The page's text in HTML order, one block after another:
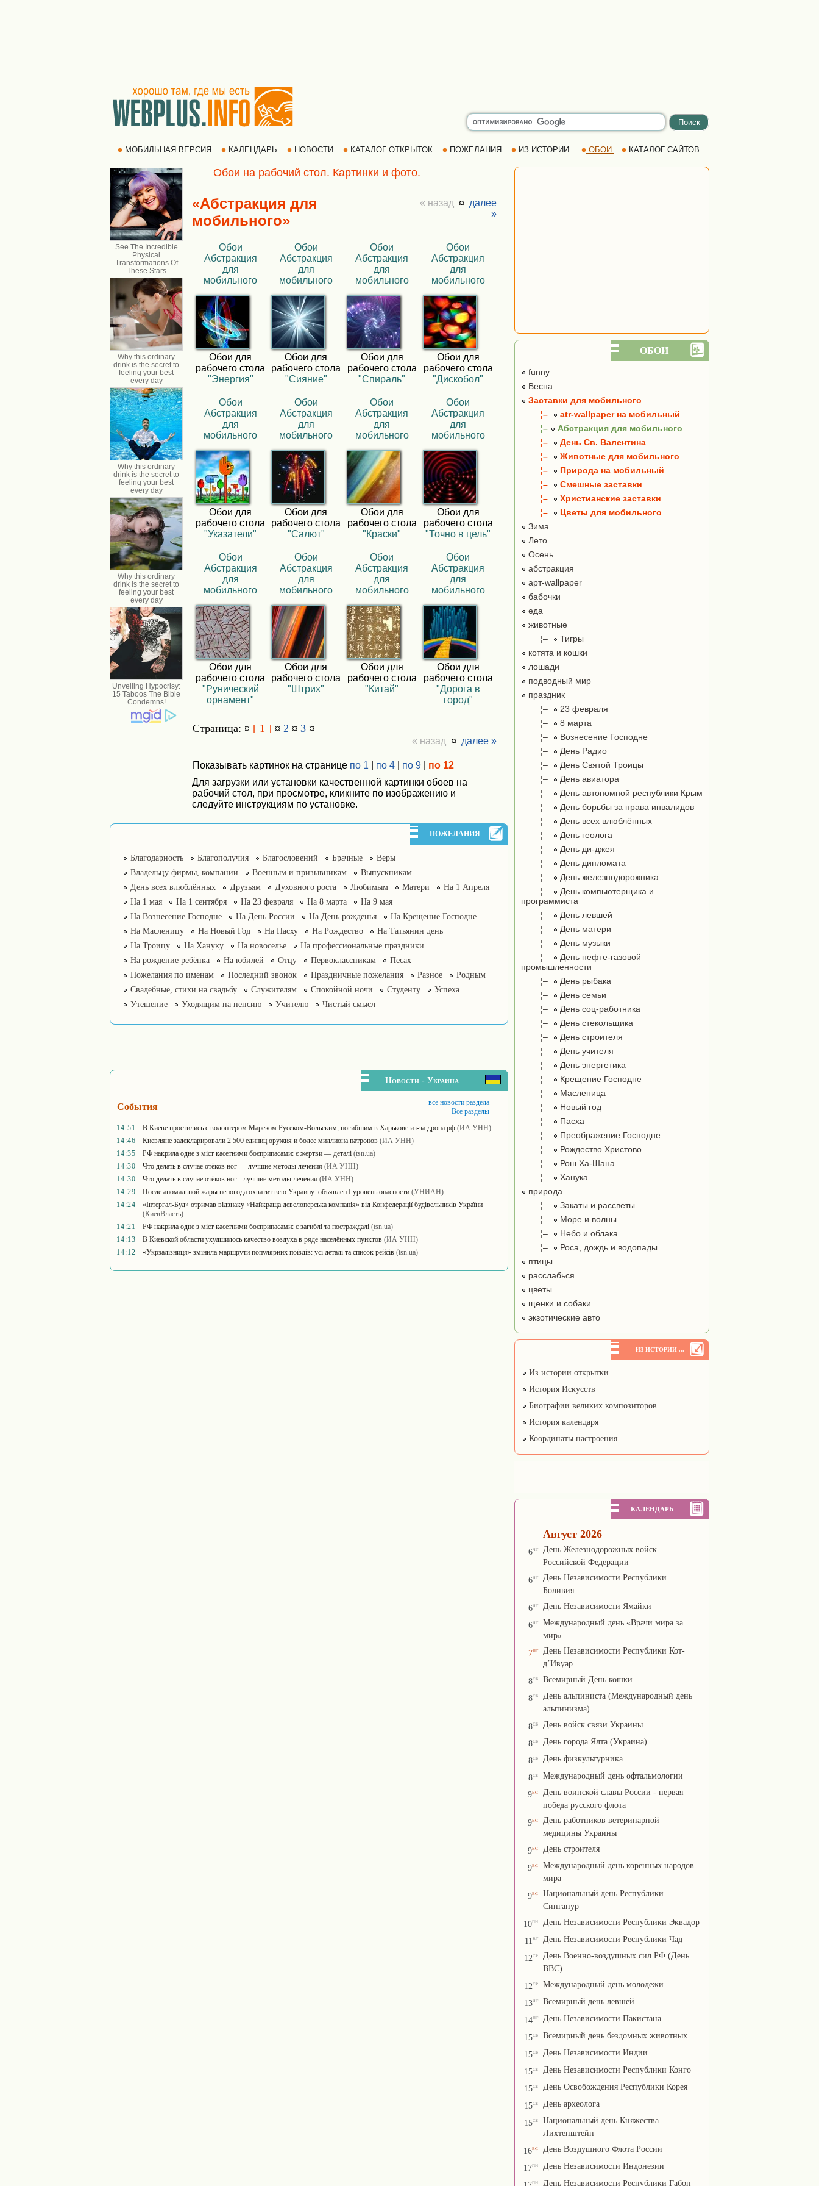
МОБИЛЬНАЯ ВЕРСИЯ КАЛЕНДАРЬ НОВОСТИ КАТАЛОГ ОТКРЫТОК ПОЖЕЛАНИЯ ИЗ ИСТОРИИ... ОБОИ КАТАЛОГ САЙТОВ
Обои на рабочий стол. Картинки и фото.
«Абстракция для
мобильного»
« назад ¤ далее
»
Обои
Абстракция
для
мобильного
Обои для
рабочего стола
"Энергия"
Обои
Абстракция
для
мобильного
Обои для
рабочего стола
"Сияние"
Обои
Абстракция
для
мобильного
Обои для
рабочего стола
"Спираль"
Обои
Абстракция
для
мобильного
Обои для
рабочего стола
"Дискобол"
Обои
Абстракция
для
мобильного
Обои для
рабочего стола
"Указатели"
Обои
Абстракция
для
мобильного
Обои для
рабочего стола
"Салют"
Обои
Абстракция
для
мобильного
Обои для
рабочего стола
"Краски"
Обои
Абстракция
для
мобильного
Обои для
рабочего стола
"Точно в цель"
Обои
Абстракция
для
мобильного
Обои для
рабочего стола
"Рунический
орнамент"
Обои
Абстракция
для
мобильного
Обои для
рабочего стола
"Штрих"
Обои
Абстракция
для
мобильного
Обои для
рабочего стола
"Китай"
Обои
Абстракция
для
мобильного
Обои для
рабочего стола
"Дорога в
город"
Страница: ¤ [ 1 ] ¤ 2 ¤ 3 ¤
« назад ¤ далее »
Показывать картинок на странице по 1 по 4 по 9
по 12
Для загрузки или установки качественной картинки обоев на
рабочий стол, при просмотре, кликните по изображению и
следуйте инструкциям по установке.
ПОЖЕЛАНИЯ
Благодарность Благополучия Благословений Брачные
Веры
Владельцу фирмы, компании
Военным и призывникам
Выпускникам
День всех влюблённых
Друзьям Духовного роста Любимым Матери
На 1 Апреля
На 1 мая
На 1 сентября На 23 февраля На 8 марта
На 9 мая
На Вознесение Господне
На День России На День рожденья
На Крещение Господне
На Масленицу
На Новый Год На Пасху На Рождество
На Татьянин день
На Троицу
На Хануку На новоселье
На профессиональные праздники
На рождение ребёнка
На юбилей Отцу Первоклассникам
Песах
Пожелания по именам
Последний звонок Праздничные пожелания Разное
Родным
Свадебные, стихи на свадьбу
Служителям Спокойной ночи Студенту
Успеха
Утешение
Уходящим на пенсию Учителю Чистый смысл
Новости - Украина
События
все новости раздела
Все разделы
14:51
В Киеве простились с волонтером Мареком Русеком-Вольским, погибшим в Харькове из-за дрона рф (ИА УНН)
14:46
Киевляне задекларировали 2 500 единиц оружия и более миллиона патронов (ИА УНН)
14:35
РФ накрила одне з міст касетними боєприпасами: є жертви — деталі (tsn.ua)
14:30
Что делать в случае отёков ног — лучшие методы лечения (ИА УНН)
14:30
Что делать в случае отёков ног - лучшие методы лечения (ИА УНН)
14:29
После аномальной жары непогода охватит всю Украину: объявлен I уровень опасности (УНИАН)
14:24
«Інтергал-Буд» отримав відзнаку «Найкраща девелоперська компанія» від Конфедерації будівельників України
(КиевВласть)
14:21
РФ накрила одне з міст касетними боєприпасами: є загиблі та постраждалі (tsn.ua)
14:13
В Киевской области ухудшилось качество воздуха в ряде населённых пунктов (ИА УНН)
14:12
«Укрзалізниця» змінила маршрути популярних поїздів: усі деталі та список рейсів (tsn.ua)
ОБОИ
funny
Весна
Заставки для мобильного
¦–
atr-wallpaper на мобильный
¦–
Абстракция для мобильного
¦–
День Св. Валентина
¦–
Животные для мобильного
¦–
Природа на мобильный
¦–
Смешные заставки
¦–
Христианские заставки
¦–
Цветы для мобильного
Зима
Лето
Осень
абстракция
арт-wallpaper
бабочки
еда
животные
¦–
Тигры
котята и кошки
лошади
подводный мир
праздник
¦–
23 февраля
¦–
8 марта
¦–
Вознесение Господне
¦–
День Радио
¦–
День Святой Троицы
¦–
День авиатора
¦–
День автономной республики Крым
¦–
День борьбы за права инвалидов
¦–
День всех влюблённых
¦–
День геолога
¦–
День ди-джея
¦–
День дипломата
¦–
День железнодорожника
¦–
День компьютерщика и
программиста
¦–
День левшей
¦–
День матери
¦–
День музыки
¦–
День нефте-газовой
промышленности
¦–
День рыбака
¦–
День семьи
¦–
День соц-работника
¦–
День стекольщика
¦–
День строителя
¦–
День учителя
¦–
День энергетика
¦–
Крещение Господне
¦–
Масленица
¦–
Новый год
¦–
Пасха
¦–
Преображение Господне
¦–
Рождество Христово
¦–
Рош Ха-Шана
¦–
Ханука
природа
¦–
Закаты и рассветы
¦–
Море и волны
¦–
Небо и облака
¦–
Роса, дождь и водопады
птицы
расслабься
цветы
щенки и собаки
экзотические авто
ИЗ ИСТОРИИ ...
Из истории открытки
История Искусств
Биографии великих композиторов
История календаря
Координаты настроения
КАЛЕНДАРЬ
Август 2026
6чт
День Железнодорожных войск
Российской Федерации
6чт
День Независимости Республики
Боливия
6чт День Независимости Ямайки
6чт
Международный день «Врачи мира за
мир»
7пт
День Независимости Республики Кот-
д’Ивуар
8сб Всемирный День кошки
8сб
День альпиниста (Международный день
альпинизма)
8сб День войск связи Украины
8сб День города Ялта (Украина)
8сб День физкультурника
8сб Международный день офтальмологии
9вс
День воинской славы России - первая
победа русского флота
9вс
День работников ветеринарной
медицины Украины
9вс День строителя
9вс
Международный день коренных народов
мира
9вс
Национальный день Республики
Сингапур
10пн День Независимости Республики Эквадор
11вт День Независимости Республики Чад
12ср
День Военно-воздушных сил РФ (День
ВВС)
12ср Международный день молодежи
13чт Всемирный день левшей
14пт День Независимости Пакистана
15сб Всемирный день бездомных животных
15сб День Независимости Индии
15сб День Независимости Республики Конго
15сб День Освобождения Республики Корея
15сб День археолога
15сб
Национальный день Княжества
Лихтенштейн
16вс День Воздушного Флота России
17пн День Независимости Индонезии
пн День Независимости Республики Габон